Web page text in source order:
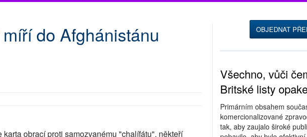
do Afghánistánu
obrací proti samozvanému "chalífátu", někteří
OBJEDNAT
Všechno, vůči
Britské listy
Primárním obsahem
komercionalizované
tak, aby zaujalo široké